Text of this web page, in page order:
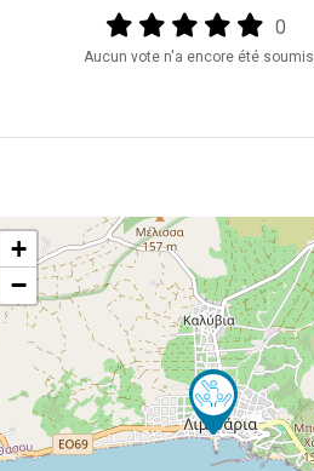
Output format
(star)(star)(star)(star)(star)
0
Aucun vote n'a encore été soumis.
+
−